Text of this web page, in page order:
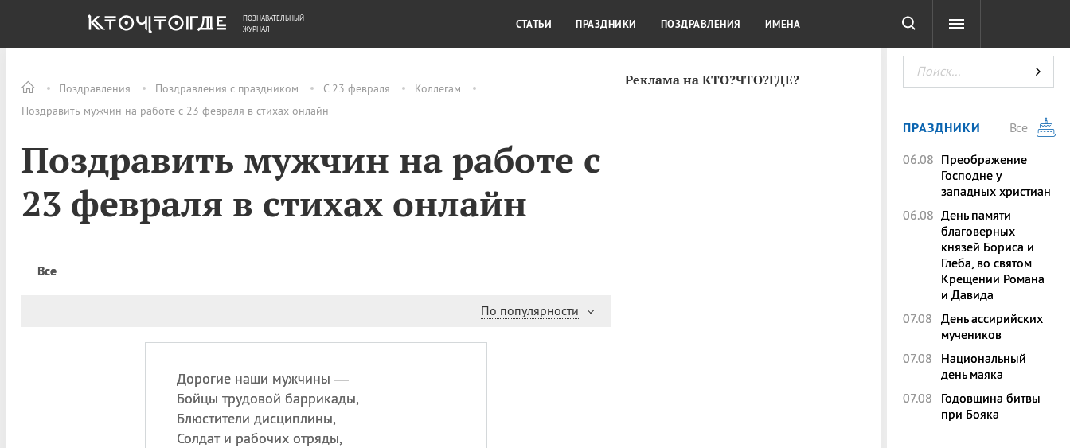
Поздравления Поздравления с праздником С 23 февраля
Коллегам
Поздравить мужчин на работе с 23 февраля в стихах онлайн
Поздравить мужчин на работе с
23 февраля в стихах онлайн
Все
По популярности
Дорогие наши мужчины —
Бойцы трудовой баррикады,
Блюстители дисциплины,
Солдат и рабочих отряды,
Реклама на КТО?ЧТО?ГДЕ?
ОБЩЕСТВО ДЕНЬГИ КУЛЬТУРА КРАСОТА ТЕСТЫ
ПОЗНАВАТЕЛЬНЫЙ
ЖУРНАЛ
СТАТЬИ ПРАЗДНИКИ ПОЗДРАВЛЕНИЯ ИМЕНА
ПРАЗДНИКИ
Все
06.08 Преображение
Господне у
западных христиан
06.08 День памяти
благоверных
князей Бориса и
Глеба, во святом
Крещении Романа
и Давида
07.08 День ассирийских
мучеников
07.08
Национальный
день маяка
07.08
Годовщина битвы
при Бояка